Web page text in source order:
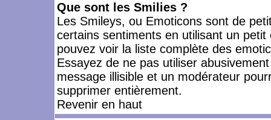
Que sont les Smilies ?
Les Smileys, ou Emoticons sont de
certains sentiments en utilisant un
pouvez voir la liste complète des
Essayez de ne pas utiliser
message illisible et un modérateur
supprimer entièrement.
Revenir en haut